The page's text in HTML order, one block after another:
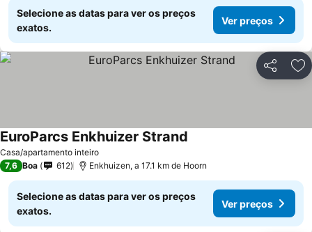
Selecione as datas para ver os preços
exatos.
Ver preços
Partilhar
Casa/apartamento inteiro
EuroParcs Enkhuizer Strand
7,6 Boa 612 Enkhuizen, a 17.1 km de Hoorn
Selecione as datas para ver os preços
exatos.
Ver preços